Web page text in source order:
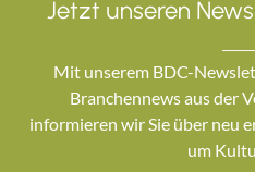
Jetzt unseren
Mit unserem BDC-
Branchennews aus der
informieren wir Sie über neu
um